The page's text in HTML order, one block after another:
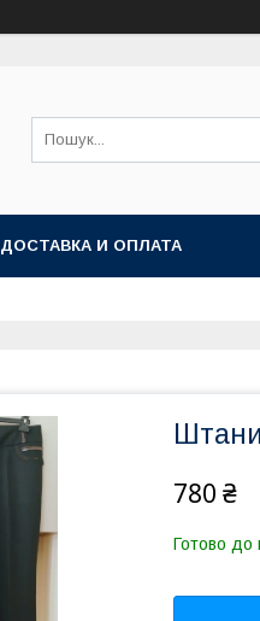
ДОСТАВКА И ОПЛАТА
780 ₴
Готово до